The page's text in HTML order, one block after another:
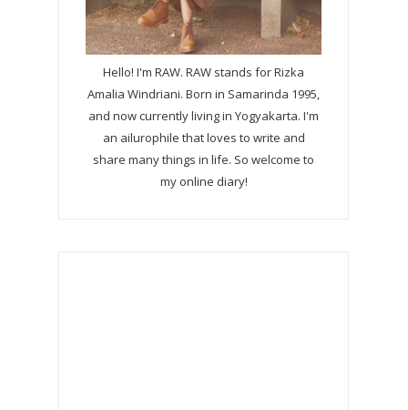
Hello! I'm RAW. RAW stands for Rizka
Amalia Windriani. Born in Samarinda 1995,
and now currently living in Yogyakarta. I'm
an ailurophile that loves to write and
share many things in life. So welcome to
my online diary!